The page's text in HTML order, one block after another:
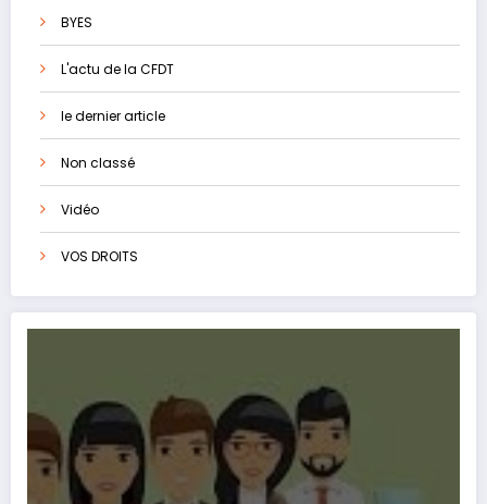
BYES
L'actu de la CFDT
le dernier article
Non classé
Vidéo
VOS DROITS